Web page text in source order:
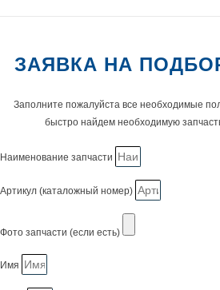
ЗАЯВКА НА
Заполните пожалуйста все необходимые
быстро найдем необходимую
Наименование запчасти
Артикул (каталожный номер)
Фото запчасти (если есть)
Имя